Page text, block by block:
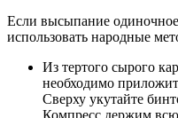
Если высыпание
использовать народные
Из тертого сырого
необходимо
Сверху укутайте